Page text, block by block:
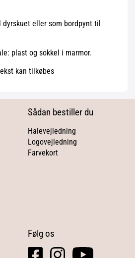
eller som bordpynt til
plast og sokkel i marmor.
kan tilkøbes
Sådan bestiller du
Halevejledning
Logovejledning
Farvekort
Følg os
facebookinstagramyoutube